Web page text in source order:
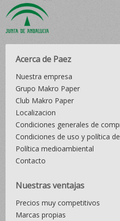
Acerca de Paez
Nuestra empresa
Grupo Makro Paper
Club Makro Paper
Localizacion
Condiciones generales de
Condiciones de uso y política
Política medioambiental
Contacto
Nuestras ventajas
Precios muy competitivos
Marcas propias